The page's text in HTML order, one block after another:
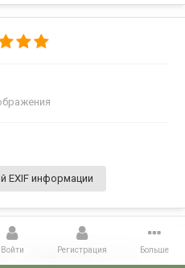
EXIF информации
Подписчики 0
Войти Регистрация Больше